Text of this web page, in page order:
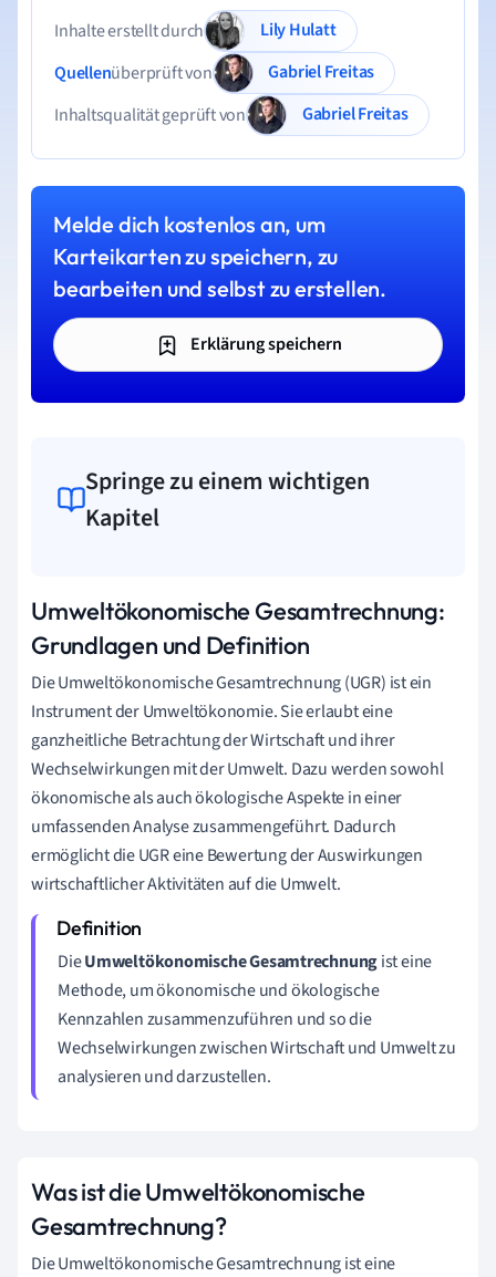
Inhalte erstellt durch
Lily Hulatt
Quellenüberprüft von
Gabriel Freitas
Inhaltsqualität geprüft von
Gabriel Freitas
Melde dich kostenlos an, um
Karteikarten zu speichern, zu
bearbeiten und selbst zu erstellen.
Erklärung speichern
Springe zu einem wichtigen
Kapitel
Umweltökonomische Gesamtrechnung:
Grundlagen und Definition
Die Umweltökonomische Gesamtrechnung (UGR) ist ein
Instrument der Umweltökonomie. Sie erlaubt eine
ganzheitliche Betrachtung der Wirtschaft und ihrer
Wechselwirkungen mit der Umwelt. Dazu werden sowohl
ökonomische als auch ökologische Aspekte in einer
umfassenden Analyse zusammengeführt. Dadurch
ermöglicht die UGR eine Bewertung der Auswirkungen
wirtschaftlicher Aktivitäten auf die Umwelt.
DieUmweltökonomische Gesamtrechnungist eine
Methode, um ökonomische und ökologische
Kennzahlen zusammenzuführen und so die
Wechselwirkungen zwischen Wirtschaft und Umwelt zu
analysieren und darzustellen.
Was ist die Umweltökonomische
Gesamtrechnung?
Die Umweltökonomische Gesamtrechnung ist eine